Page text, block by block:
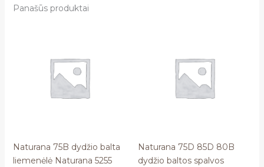
Panašūs produktai
Naturana 75B dydžio balta
liemenėlė Naturana 5255
Naturana 75D 85D 80B
dydžio baltos spalvos